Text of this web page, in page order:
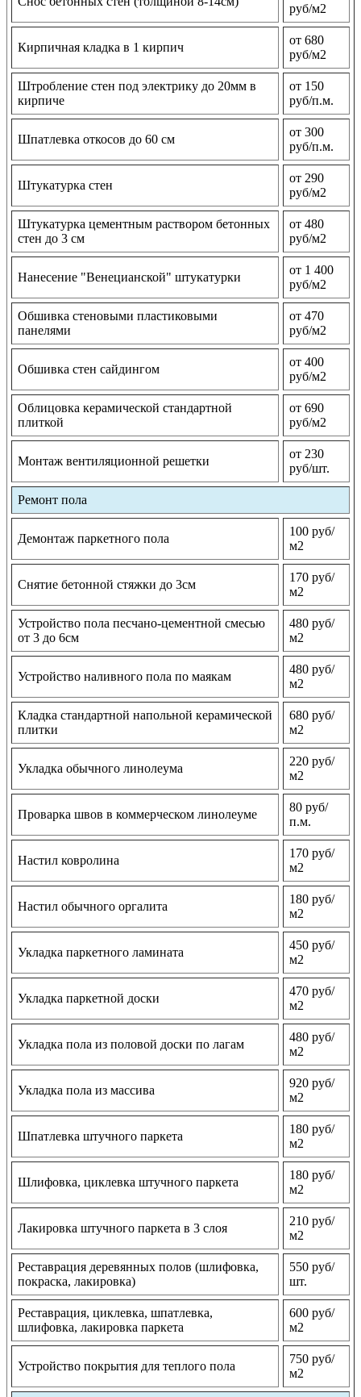
руб/м2
Кирпичная кладка в 1 кирпич
от 680
руб/м2
Штробление стен под электрику до 20мм в
кирпиче
от 150
руб/п.м.
Шпатлевка откосов до 60 см
от 300
руб/п.м.
Штукатурка стен
от 290
руб/м2
Штукатурка цементным раствором бетонных
стен до 3 см
от 480
руб/м2
Нанесение "Венецианской" штукатурки
от 1 400
руб/м2
Обшивка стеновыми пластиковыми
панелями
от 470
руб/м2
Обшивка стен сайдингом
от 400
руб/м2
Облицовка керамической стандартной
плиткой
от 690
руб/м2
Монтаж вентиляционной решетки
от 230
руб/шт.
Ремонт пола
Демонтаж паркетного пола
100 руб/
м2
Снятие бетонной стяжки до 3см
170 руб/
м2
Устройство пола песчано-цементной смесью
от 3 до 6см
480 руб/
м2
Устройство наливного пола по маякам
480 руб/
м2
Кладка стандартной напольной керамической
плитки
680 руб/
м2
Укладка обычного линолеума
220 руб/
м2
Проварка швов в коммерческом линолеуме
80 руб/
п.м.
Настил ковролина
170 руб/
м2
Настил обычного оргалита
180 руб/
м2
Укладка паркетного ламината
450 руб/
м2
Укладка паркетной доски
470 руб/
м2
Укладка пола из половой доски по лагам
480 руб/
м2
Укладка пола из массива
920 руб/
м2
Шпатлевка штучного паркета
180 руб/
м2
Шлифовка, циклевка штучного паркета
180 руб/
м2
Лакировка штучного паркета в 3 слоя
210 руб/
м2
Реставрация деревянных полов (шлифовка,
покраска, лакировка)
550 руб/
шт.
Реставрация, циклевка, шпатлевка,
шлифовка, лакировка паркета
600 руб/
м2
Устройство покрытия для теплого пола
750 руб/
м2